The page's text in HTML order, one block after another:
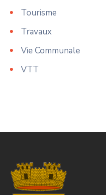
Tourisme
Travaux
Vie Communale
VTT